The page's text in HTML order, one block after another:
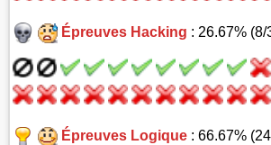
Épreuves Hacking : 26.67% (8/
Épreuves Logique: 66.67%